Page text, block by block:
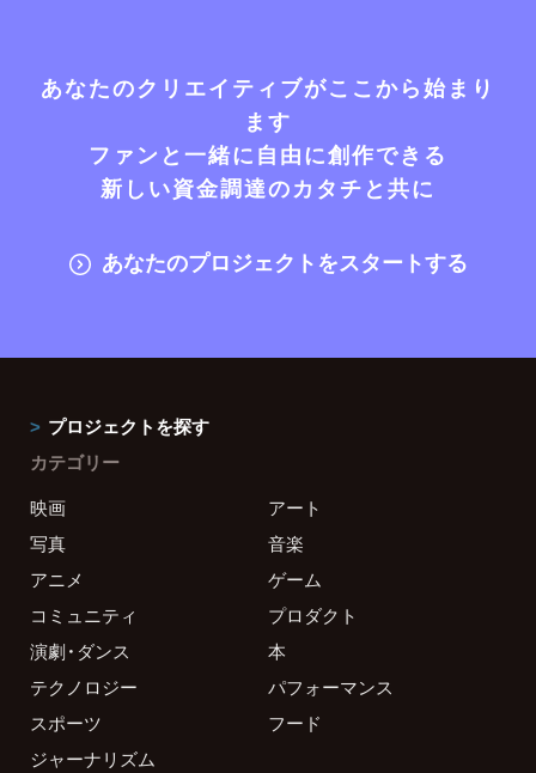
あなたのクリエイティブがここから始まり
ます
ファンと一緒に自由に創作できる
新しい資金調達のカタチと共に
あなたのプロジェクトをスタートする
プロジェクトを探す
カテゴリー
映画
アート
写真
音楽
アニメ
ゲーム
コミュニティ
プロダクト
演劇・ダンス
本
テクノロジー
パフォーマンス
スポーツ
フード
ジャーナリズム